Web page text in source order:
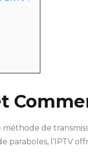
méthode de
paraboles, l’IPTV